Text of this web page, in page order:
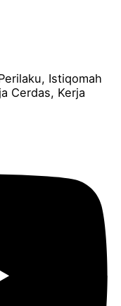
Istiqomah
Cerdas, Kerja